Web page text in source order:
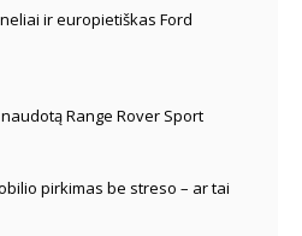
ir europietiškas Ford
Range Rover Sport
pirkimas be streso – ar tai